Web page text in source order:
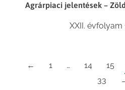
Agrárpiaci jelentések –
XXII. évfolyam
← 1 … 14 15
33